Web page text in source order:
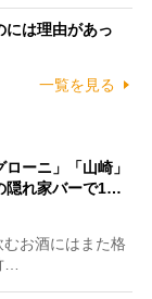
には理由があっ
一覧を見る
ーニ」「山崎」
隠れ家バーで1…
お酒にはまた格